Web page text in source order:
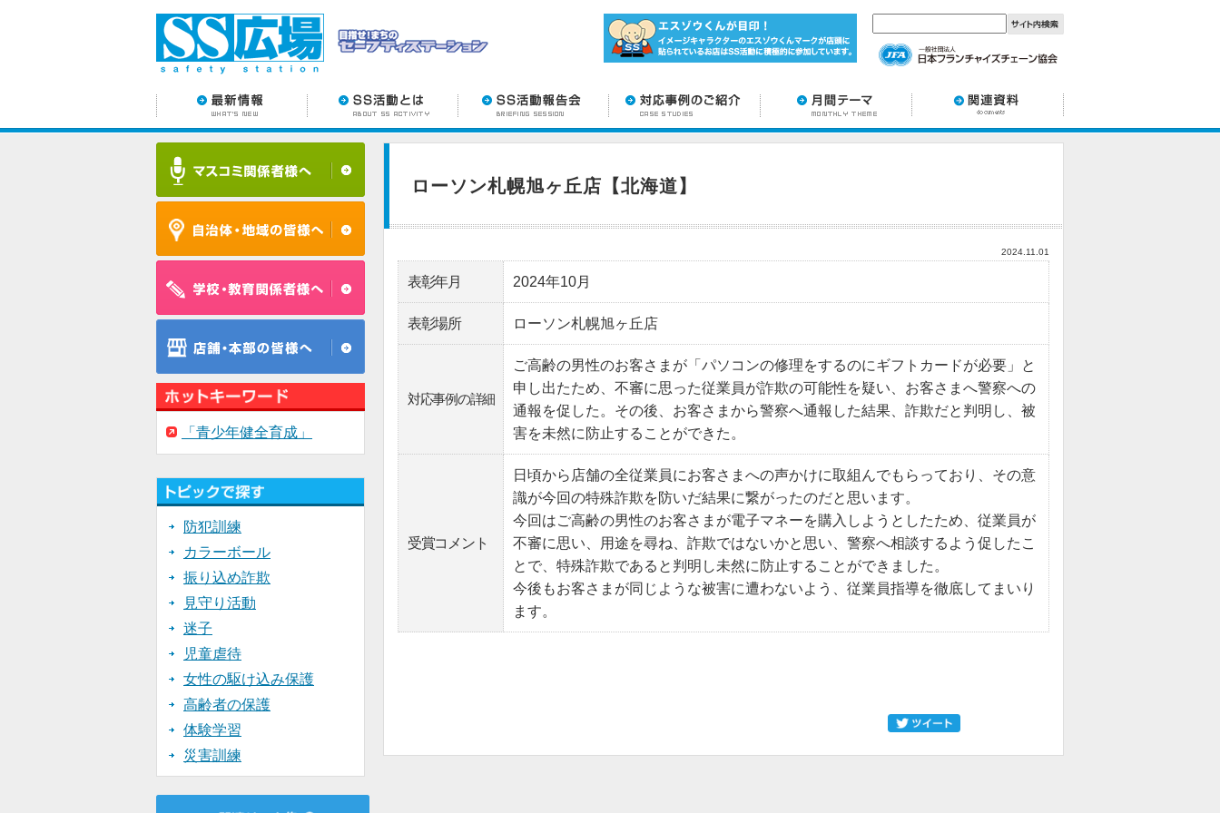
「青少年健全育成」
防犯訓練
カラーボール
振り込め詐欺
見守り活動
迷子
児童虐待
女性の駆け込み保護
高齢者の保護
体験学習
災害訓練
ローソン札幌旭ヶ丘店【北海道】
2024.11.01
表彰年月 2024年10月
表彰場所 ローソン札幌旭ヶ丘店
対応事例の詳細
ご高齢の男性のお客さまが「パソコンの修理をするのにギフトカードが必要」と
申し出たため、不審に思った従業員が詐欺の可能性を疑い、お客さまへ警察への
通報を促した。その後、お客さまから警察へ通報した結果、詐欺だと判明し、被
害を未然に防止することができた。
受賞コメント
日頃から店舗の全従業員にお客さまへの声かけに取組んでもらっており、その意
識が今回の特殊詐欺を防いだ結果に繋がったのだと思います。
今回はご高齢の男性のお客さまが電子マネーを購入しようとしたため、従業員が
不審に思い、用途を尋ね、詐欺ではないかと思い、警察へ相談するよう促したこ
とで、特殊詐欺であると判明し未然に防止することができました。
今後もお客さまが同じような被害に遭わないよう、従業員指導を徹底してまいり
ます。